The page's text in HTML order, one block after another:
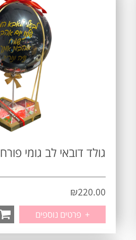
גולד דובאי לב גומי פורח
₪220.00
+ פרטים נוספים